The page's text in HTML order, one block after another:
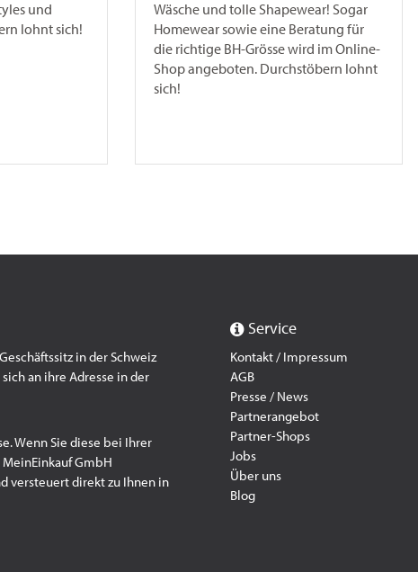
und
lohnt sich!
Wäsche und tolle Shapewear! Sogar
Homewear sowie eine Beratung für
die richtige BH-Grösse wird im Online-
Shop angeboten. Durchstöbern lohnt
sich!
in der Schweiz
an ihre Adresse in der
Wenn Sie diese bei Ihrer
GmbH
versteuert direkt zu Ihnen in
Service
Kontakt / Impressum
AGB
Presse / News
Partnerangebot
Partner-Shops
Jobs
Über uns
Blog